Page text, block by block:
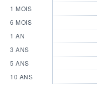
1 MOIS
6 MOIS
1 AN
3 ANS
5 ANS
10 ANS